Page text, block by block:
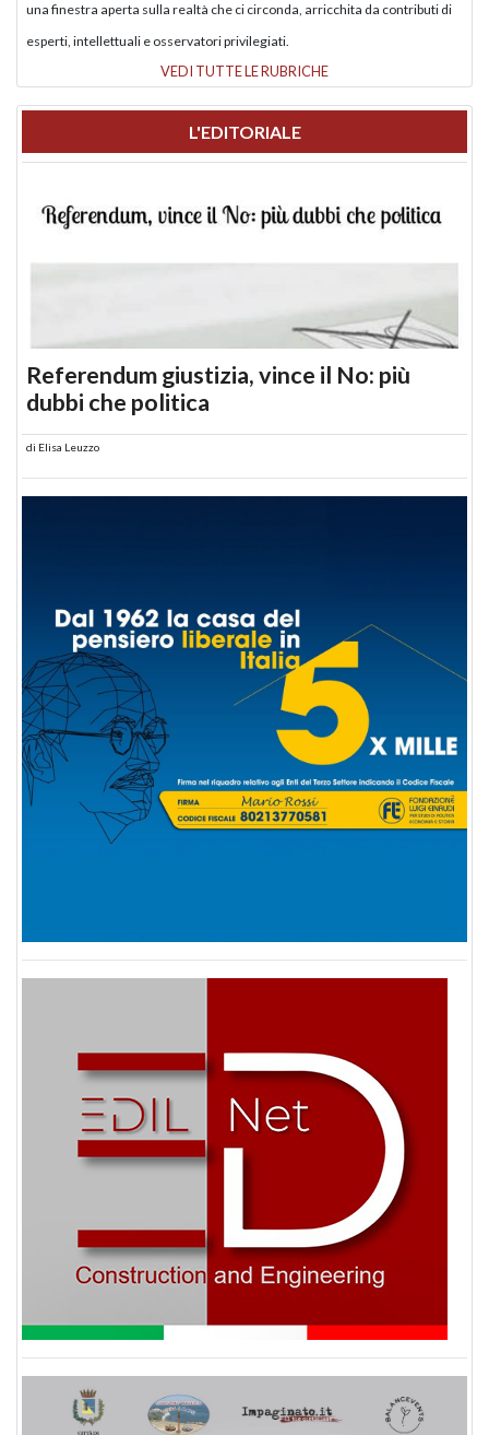
una finestra aperta sulla realtà che ci circonda, arricchita da contributi di
esperti, intellettuali e osservatori privilegiati.
VEDI TUTTE LE RUBRICHE
L'EDITORIALE
Referendum giustizia, vince il No: più
dubbi che politica
di Elisa Leuzzo